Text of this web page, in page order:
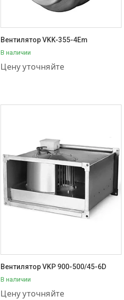
Вентилятор VKK-355-4Em
В наличии
Цену уточняйте
+7 (707) 111-57-56
Вентилятор VKP 900-500/45-6D
В наличии
Цену уточняйте
+7 (707) 111-57-56